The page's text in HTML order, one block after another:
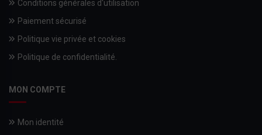
Conditions générales d'utilisation
Paiement sécurisé
Politique vie privée et cookies
Politique de confidentialité.
MON COMPTE
Mon identité